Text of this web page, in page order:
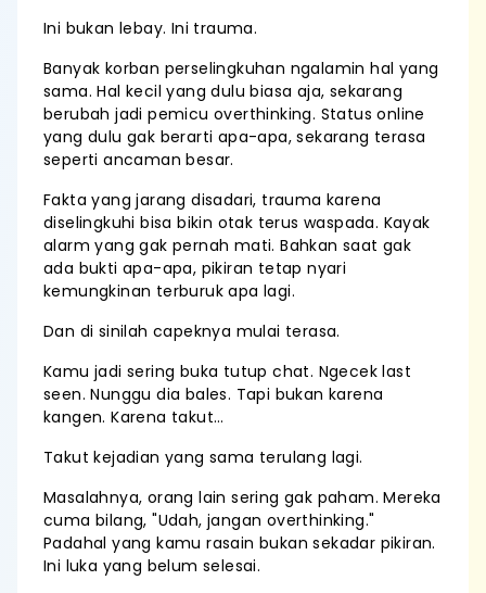
Ini bukan lebay. Ini trauma.
Banyak korban perselingkuhan ngalamin hal yang
sama. Hal kecil yang dulu biasa aja, sekarang
berubah jadi pemicu overthinking. Status online
yang dulu gak berarti apa-apa, sekarang terasa
seperti ancaman besar.
Fakta yang jarang disadari, trauma karena
diselingkuhi bisa bikin otak terus waspada. Kayak
alarm yang gak pernah mati. Bahkan saat gak
ada bukti apa-apa, pikiran tetap nyari
kemungkinan terburuk apa lagi.
Dan di sinilah capeknya mulai terasa.
Kamu jadi sering buka tutup chat. Ngecek last
seen. Nunggu dia bales. Tapi bukan karena
kangen. Karena takut…
Takut kejadian yang sama terulang lagi.
Masalahnya, orang lain sering gak paham. Mereka
cuma bilang, "Udah, jangan overthinking."
Padahal yang kamu rasain bukan sekadar pikiran.
Ini luka yang belum selesai.